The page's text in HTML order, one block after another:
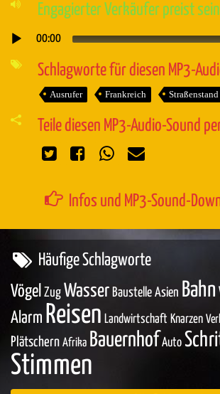
Engagierter Verkäufer preist
Audio-
00:00
Schlagworte für diesen MP3-
Ausrufer Frankreich Straßenstand
Teile diesen MP3-Audio-Sound
Infos und MP3-Sound-
Häufige Schlagworte
Vögel Zug Wasser Baustelle Asien Bahn
Alarm Reisen Landwirtschaft Knarzen
Plätschern Afrika Bauernhof Auto
Stimmen